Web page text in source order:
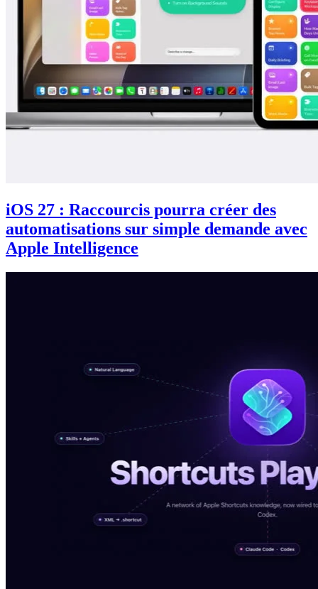
iOS 27 : Raccourcis pourra créer des
automatisations sur simple demande avec
Apple Intelligence